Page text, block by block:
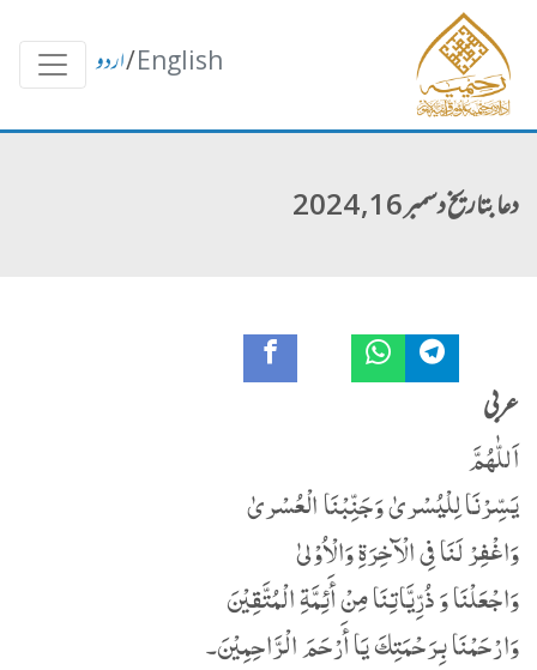
English
/اردو
دعا بتاریخ دسمبر 16, 2024
عربی
اَللّٰهُمَّ
یَسِّرْنَا لِلْیُسْریٰ وَجَنِّبْنَا الْعُسْریٰ
وَاغْفِرْ لَنَا فِی الْآخِرَةِ وَالْاُوْلیٰ
وَاجْعَلْنَا وَ ذُرِّیَّاتِنَا مِنْ أَئِمَّةِ الْمُتَّقِیْنَ
وَارْحَمْنَا بِرَحْمَتِكَ یَا أَرْحَمَ الْرَّاحِمِیْنَ۔